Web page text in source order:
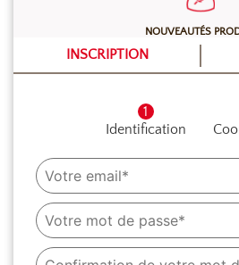
NOUVEAUTÉS
INSCRIPTION
Identification